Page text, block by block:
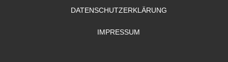
DATENSCHUTZERKLÄRUNG
IMPRESSUM